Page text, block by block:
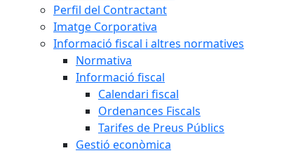
Perfil del Contractant
Imatge Corporativa
Informació fiscal i altres normatives
Normativa
Informació fiscal
Calendari fiscal
Ordenances Fiscals
Tarifes de Preus Públics
Gestió econòmica